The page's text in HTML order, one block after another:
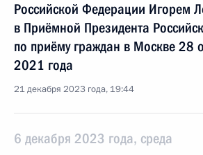
Российской Федерации Игорем
в Приёмной Президента
по приёму граждан в Москве 28
2021 года
21 декабря 2023 года, 19:44
6 декабря 2023 года, среда